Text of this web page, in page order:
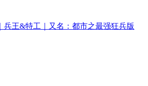
兵王&特工｜又名：都市之最强狂兵版